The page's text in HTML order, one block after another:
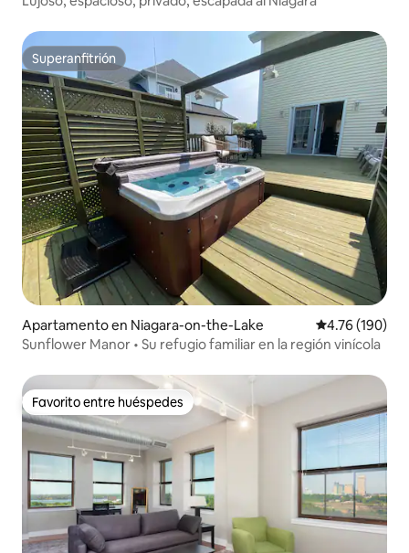
Superanfitrión
Superanfitrión
Apartamento en Niagara-on-the-Lake Calificación
4.76 (190)
Sunflower Manor • Su refugio familiar en la región vinícola
Favorito entre huéspedes
Favorito entre huéspedes